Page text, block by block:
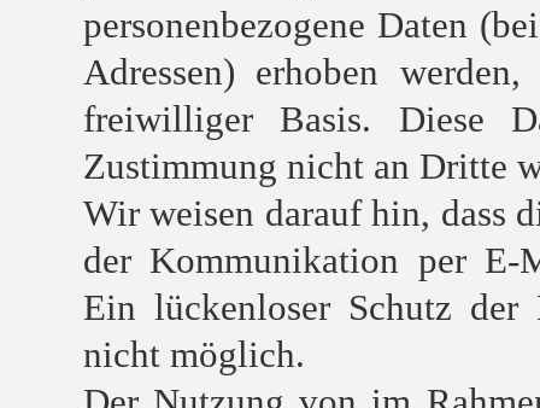
personenbezogene Daten
Adressen) erhoben
freiwilliger Basis. Diese
Zustimmung nicht an Dritte
Wir weisen darauf hin, dass
der Kommunikation per E-
Ein lückenloser Schutz
nicht möglich.